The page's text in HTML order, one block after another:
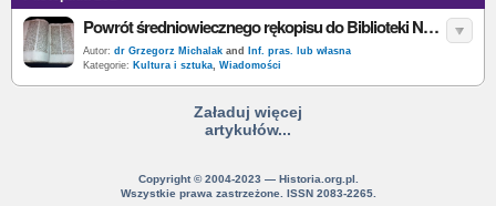
Powrót średniowiecznego rękopisu do Biblioteki Narodowej
Autor: dr Grzegorz Michalak and
Inf. pras. lub własna
Kategorie: Kultura i sztuka, Wiadomości
Załaduj więcej
artykułów...
Copyright © 2004-2023 — Historia.org.pl.
Wszystkie prawa zastrzeżone. ISSN 2083-2265.